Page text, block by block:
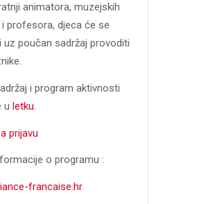
animatora, muzejskih
profesora, djeca će se
uz poučan sadržaj provoditi
i program aktivnosti
u letku.
prijavu
o programu :
francaise.hr